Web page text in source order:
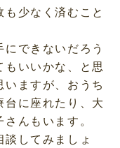
少なく済むこと
できないだろう
いいかな、と思
ますが、おうち
に座れたり、大
んもいます。
してみましょ